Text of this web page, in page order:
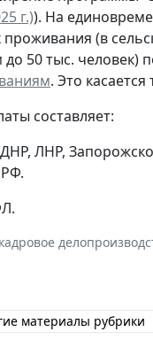
г.)). На
(в
50 тыс.
. Это
составляет:
ЛНР,
кадровое
материалы рубрики